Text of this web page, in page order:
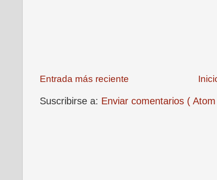
Entrada más reciente
Suscribirse a: Enviar comentarios (